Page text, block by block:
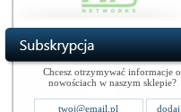
Chcesz otrzymywać informacje o
nowościach w naszym sklepie?